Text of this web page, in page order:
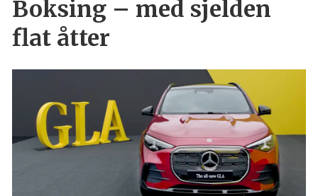
Boksing – med sjelden
flat åtter